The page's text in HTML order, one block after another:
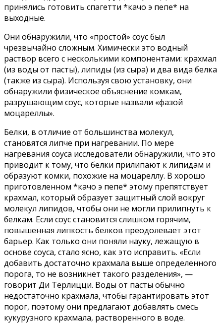
принялись готовить спагетти *качо э пепе* на
выходные.
Они обнаружили, что «простой» соус был
чрезвычайно сложным. Химически это водный
раствор всего с несколькими компонентами: крахмал
(из воды от пасты), липиды (из сыра) и два вида белка
(также из сыра). Используя свою установку, они
обнаружили физическое объяснение комкам,
разрушающим соус, которые назвали «фазой
моцареллы».
Белки, в отличие от большинства молекул,
становятся липче при нагревании. По мере
нагревания соуса исследователи обнаружили, что это
приводит к тому, что белки прилипают к липидам и
образуют комки, похожие на моцареллу. В хорошо
приготовленном *качо э пепе* этому препятствует
крахмал, который образует защитный слой вокруг
молекул липидов, чтобы они не могли прилипнуть к
белкам. Если соус становится слишком горячим,
повышенная липкость белков преодолевает этот
барьер. Как только они поняли науку, лежащую в
основе соуса, стало ясно, как это исправить. «Если
добавить достаточно крахмала выше определенного
порога, то не возникнет такого разделения», —
говорит Ди Терлицци. Воды от пасты обычно
недостаточно крахмала, чтобы гарантировать этот
порог, поэтому они предлагают добавлять смесь
кукурузного крахмала, растворенного в воде.